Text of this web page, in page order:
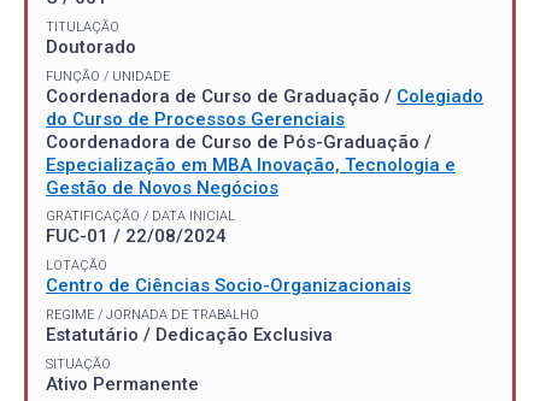
TITULAÇÃO
Doutorado
FUNÇÃO / UNIDADE
Coordenadora de Curso de Graduação / Colegiado
do Curso de Processos Gerenciais
Coordenadora de Curso de Pós-Graduação /
Especialização em MBA Inovação, Tecnologia e
Gestão de Novos Negócios
GRATIFICAÇÃO / DATA INICIAL
FUC-01 / 22/08/2024
LOTAÇÃO
Centro de Ciências Socio-Organizacionais
REGIME / JORNADA DE TRABALHO
Estatutário / Dedicação Exclusiva
SITUAÇÃO
Ativo Permanente